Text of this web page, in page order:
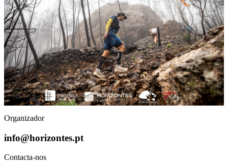
Organizador
info@horizontes.pt
Contacta-nos